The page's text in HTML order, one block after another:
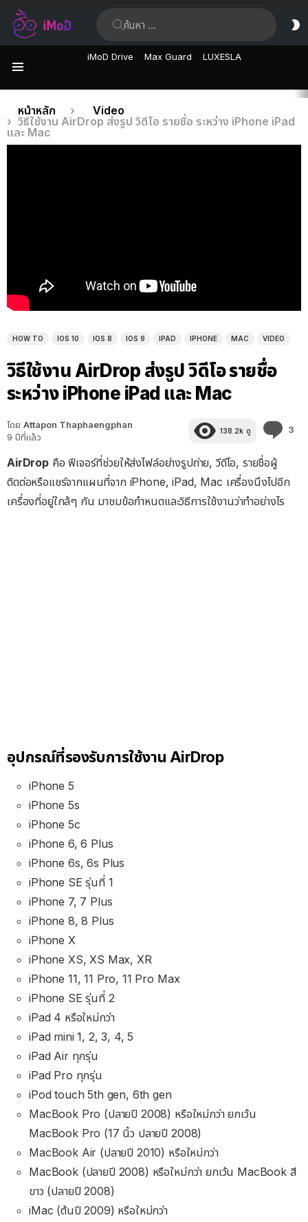
iMoD Drive Max Guard LUXESLA
เรื่อง
ล่าสุด
คุณอยู่ที่นี่:
หน้าหลัก
Video
วิธีใช้งาน AirDrop ส่งรูป วิดีโอ รายชื่อ ระหว่าง iPhone iPad
และ Mac
HOW TO IOS 10 IOS 8 IOS 9 IPAD IPHONE MAC VIDEO
วิธีใช้งาน AirDrop ส่งรูป วิดีโอ รายชื่อ
ระหว่าง iPhone iPad และ Mac
โดย Attapon Thaphaengphan
9 ปีที่แล้ว
138.2k ดู 3
AirDropคือ ฟีเจอร์ที่ช่วยให้ส่งไฟล์อย่างรูปถ่าย, วีดีโอ, รายชื่อผู้
ติดต่อหรือแชร์จากแผนที่จาก iPhone, iPad, Mac เครื่องนึงไปอีก
เครื่องที่อยู่ใกล้ๆ กัน มาชมข้อกำหนดและวิธีการใช้งานว่าทำอย่างไร
อุปกรณ์ที่รองรับการใช้งาน AirDrop
iPhone 5
iPhone 5s
iPhone 5c
iPhone 6, 6 Plus
iPhone 6s, 6s Plus
iPhone SE รุ่นที่ 1
iPhone 7, 7 Plus
iPhone 8, 8 Plus
iPhone X
iPhone XS, XS Max, XR
iPhone 11, 11 Pro, 11 Pro Max
iPhone SE รุ่นที่ 2
iPad 4 หรือใหม่กว่า
iPad mini 1, 2, 3, 4, 5
iPad Air ทุกรุ่น
iPad Pro ทุกรุ่น
iPod touch 5th gen, 6th gen
MacBook Pro (ปลายปี 2008) หรือใหม่กว่า ยกเว้น
MacBook Pro (17 นิ้ว ปลายปี 2008)
MacBook Air (ปลายปี 2010) หรือใหม่กว่า
MacBook (ปลายปี 2008) หรือใหม่กว่า ยกเว้น MacBook สี
ขาว (ปลายปี 2008)
iMac (ต้นปี 2009) หรือใหม่กว่า